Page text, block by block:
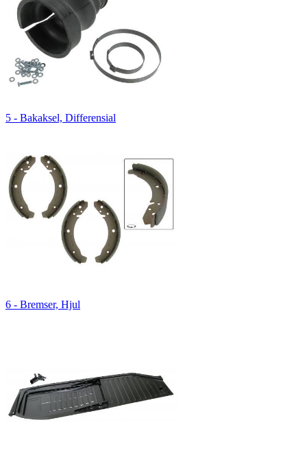
5 - Bakaksel, Differensial
6 - Bremser, Hjul